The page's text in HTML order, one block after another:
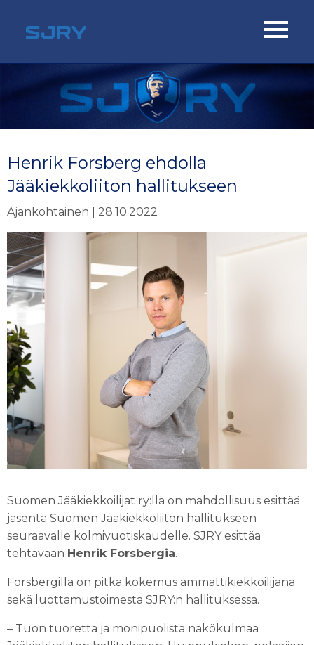
Henrik Forsberg ehdolla
Jääkiekkoliiton hallitukseen
Ajankohtainen | 28.10.2022
Suomen Jääkiekkoilijat ry:llä on mahdollisuus esittää
jäsentä Suomen Jääkiekkoliiton hallitukseen
seuraavalle kolmivuotiskaudelle. SJRY esittää
tehtävään Henrik Forsbergia.
Forsbergilla on pitkä kokemus ammattikiekkoilijana
sekä luottamustoimesta SJRY:n hallituksessa.
– Tuon tuoretta ja monipuolista näkökulmaa